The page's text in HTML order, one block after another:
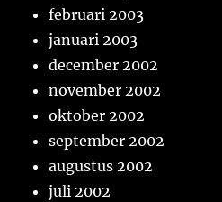
februari 2003
januari 2003
december 2002
november 2002
oktober 2002
september 2002
augustus 2002
juli 2002